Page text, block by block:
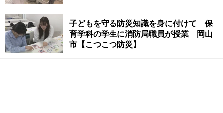
子どもを守る防災知識を身に付けて 保
育学科の学生に消防局職員が授業 岡山
市【こつこつ防災】